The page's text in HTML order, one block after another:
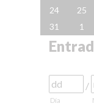
24
25
31
1
Día
/